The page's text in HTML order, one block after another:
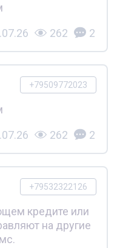
262 2
+79509772023
262 2
+79532322126
кредите или
на другие